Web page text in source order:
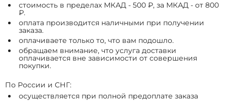
стоимость в пределах МКАД - 500 ₽, за МКАД - от 800
₽.
оплата производится наличными при получении
заказа.
оплачиваете только то, что вам подошло.
обращаем внимание, что услуга доставки
оплачивается вне зависимости от совершения
покупки.
По России и СНГ:
осуществляется при полной предоплате заказа